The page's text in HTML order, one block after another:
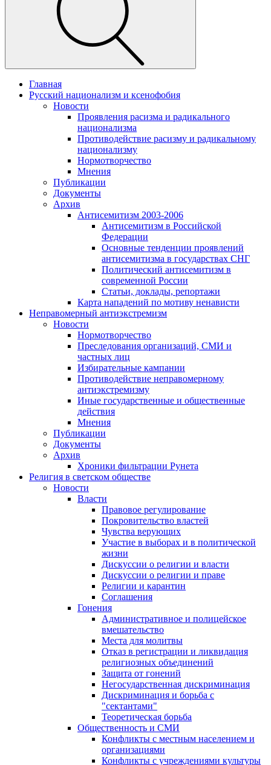
Главная
Русский национализм и ксенофобия
Новости
Проявления расизма и радикального
национализма
Противодействие расизму и радикальному
национализму
Нормотворчество
Мнения
Публикации
Документы
Архив
Антисемитизм 2003-2006
Антисемитизм в Российской
Федерации
Основные тенденции проявлений
антисемитизма в государствах СНГ
Политический антисемитизм в
современной России
Статьи, доклады, репортажи
Карта нападений по мотиву ненависти
Неправомерный антиэкстремизм
Новости
Нормотворчество
Преследования организаций, СМИ и
частных лиц
Избирательные кампании
Противодействие неправомерному
антиэкстремизму
Иные государственные и общественные
действия
Мнения
Публикации
Документы
Архив
Хроники фильтрации Рунета
Религия в светском обществе
Новости
Власти
Правовое регулирование
Покровительство властей
Чувства верующих
Участие в выборах и в политической
жизни
Дискуссии о религии и власти
Дискуссии о религии и праве
Религии и карантин
Соглашения
Гонения
Административное и полицейское
вмешательство
Места для молитвы
Отказ в регистрации и ликвидация
религиозных объединений
Защита от гонений
Негосударственная дискриминация
Дискриминация и борьба с
"сектантами"
Теоретическая борьба
Общественность и СМИ
Конфликты с местным населением и
организациями
Конфликты с учреждениями культуры